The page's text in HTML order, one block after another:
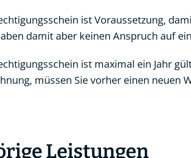
ist Voraussetzung,
damit aber keinen Anspruch auf
ist maximal ein Jahr
müssen Sie vorher einen neuen
Leistungen